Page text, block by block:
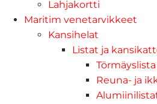
Lahjakortti
Maritim venetarvikkeet
Kansihelat
Listat ja
Törmäyslista
Reuna- ja